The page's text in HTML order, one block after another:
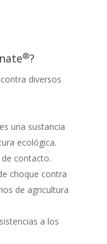
®?
diversos
una sustancia
ecológica.
contacto.
choque contra
de agricultura
a los